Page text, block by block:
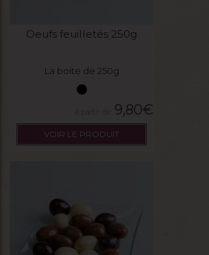
Oeufs feuilletés 250g
La boite de 250g
9,80€
VOIR LE PRODUIT